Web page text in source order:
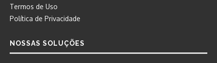
Termos de Uso
Política de Privacidade
NOSSAS SOLUÇÕES